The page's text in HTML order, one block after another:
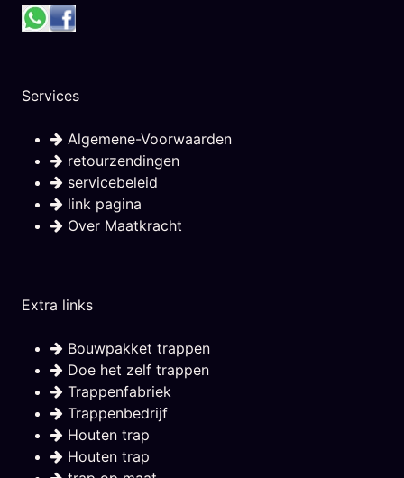
Services
Algemene-Voorwaarden
retourzendingen
servicebeleid
link pagina
Over Maatkracht
Extra links
Bouwpakket trappen
Doe het zelf trappen
Trappenfabriek
Trappenbedrijf
Houten trap
Houten trap